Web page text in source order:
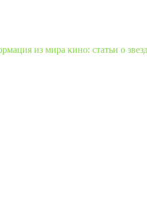
из мира кино: статьи о